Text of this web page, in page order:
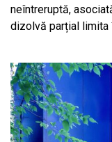
neîntreruptă,
dizolvă parțial limita